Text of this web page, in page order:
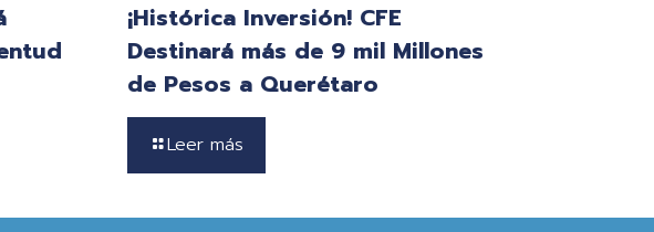
¡Histórica Inversión! CFE
Destinará más de 9 mil Millones
de Pesos a Querétaro
Leer más